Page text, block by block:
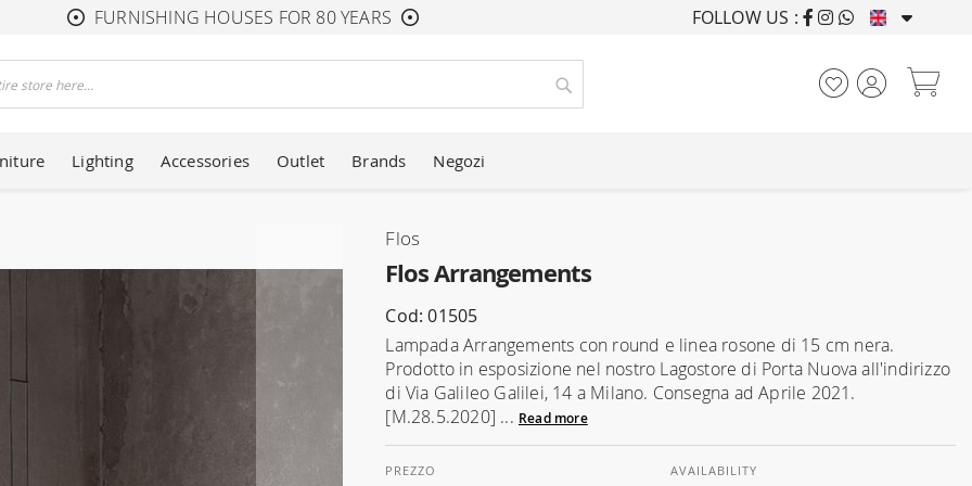
FURNISHING HOUSES FOR 80 YEARS FURNISHING HOUSES
FOLLOW US :
Search
Lighting Accessories Outlet Brands Negozi
Flos Arrangements
Flos
Cod: 01505
Lampada Arrangements con round e linea rosone di 15 cm nera.
Prodotto in esposizione nel nostro Lagostore di Porta Nuova all'indirizzo
di Via Galileo Galilei, 14 a Milano. Consegna ad Aprile 2021.
[M.28.5.2020] ... Read more
AVAILABILITY